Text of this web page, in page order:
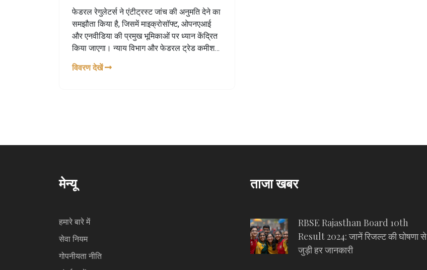
फेडरल रेगुलेटर्स ने एंटीट्रस्ट जांच की अनुमति देने का
समझौता किया है, जिसमें माइक्रोसॉफ्ट, ओपनएआई
और एनवीडिया की प्रमुख भूमिकाओं पर ध्यान केंद्रित
किया जाएगा। न्याय विभाग और फेडरल ट्रेड कमीशन
न्याय विभाग एनवीडिया की जांच करेगा और FTC
विवरण देखें
मेन्यू
हमारे बारे में
सेवा नियम
गोपनीयता नीति
ताजा खबर
RBSE Rajasthan Board 10th
Result 2024: जानें रिजल्ट की घोषणा से
जुड़ी हर जानकारी